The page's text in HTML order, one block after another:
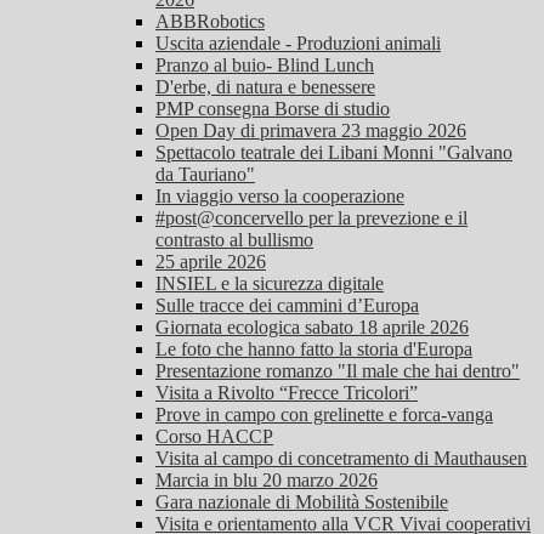
ABBRobotics
Uscita aziendale - Produzioni animali
Pranzo al buio- Blind Lunch
D'erbe, di natura e benessere
PMP consegna Borse di studio
Open Day di primavera 23 maggio 2026
Spettacolo teatrale dei Libani Monni "Galvano
da Tauriano"
In viaggio verso la cooperazione
#post@concervello per la prevezione e il
contrasto al bullismo
25 aprile 2026
INSIEL e la sicurezza digitale
Sulle tracce dei cammini d’Europa
Giornata ecologica sabato 18 aprile 2026
Le foto che hanno fatto la storia d'Europa
Presentazione romanzo "Il male che hai dentro"
Visita a Rivolto “Frecce Tricolori”
Prove in campo con grelinette e forca-vanga
Corso HACCP
Visita al campo di concetramento di Mauthausen
Marcia in blu 20 marzo 2026
Gara nazionale di Mobilità Sostenibile
Visita e orientamento alla VCR Vivai cooperativi